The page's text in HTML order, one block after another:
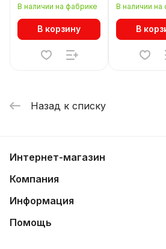
PL48W LED
В наличии на фабрике
В корзину
PL48W LED
В наличии на
В
Назад к списку
Интернет-магазин
Компания
Информация
Помощь